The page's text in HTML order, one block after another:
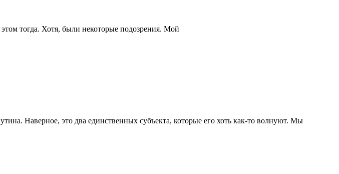
тогда. Хотя, были некоторые подозрения. Мой
Наверное, это два единственных субъекта, которые его хоть как-то волнуют. Мы